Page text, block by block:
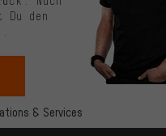
& Services
Du den